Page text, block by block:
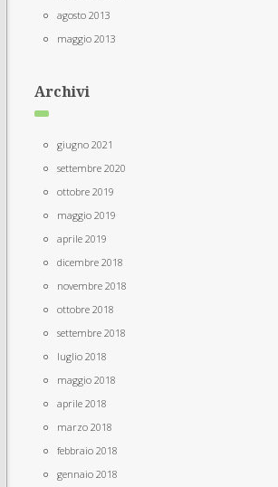
agosto 2013
maggio 2013
Archivi
giugno 2021
settembre 2020
ottobre 2019
maggio 2019
aprile 2019
dicembre 2018
novembre 2018
ottobre 2018
settembre 2018
luglio 2018
maggio 2018
aprile 2018
marzo 2018
febbraio 2018
gennaio 2018